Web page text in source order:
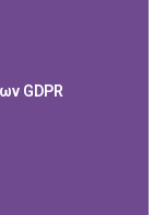
GDPR